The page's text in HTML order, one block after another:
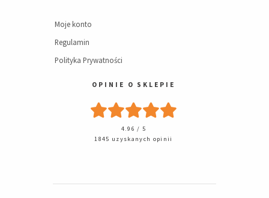
Moje konto
Regulamin
Polityka Prywatności
OPINIE O SKLEPIE
4.96 / 5
1845 uzyskanych opinii